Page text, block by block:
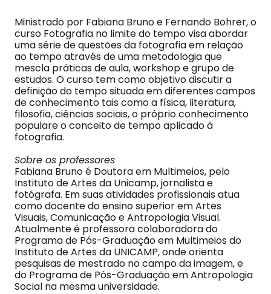
Ministrado por Fabiana Bruno e Fernando Bohrer, o
curso Fotografia no limite do tempo visa abordar
uma série de questões da fotografia em relação
ao tempo através de uma metodologia que
mescla práticas de aula, workshop e grupo de
estudos. O curso tem como objetivo discutir a
definição do tempo situada em diferentes campos
de conhecimento tais como a física, literatura,
filosofia, ciências sociais, o próprio conhecimento
populare o conceito de tempo aplicado à
fotografia.
Sobre os professores
Fabiana Bruno é Doutora em Multimeios, pelo
Instituto de Artes da Unicamp, jornalista e
fotógrafa. Em suas atividades profissionais atua
como docente do ensino superior em Artes
Visuais, Comunicação e Antropologia Visual.
Atualmente é professora colaboradora do
Programa de Pós-Graduação em Multimeios do
Instituto de Artes da UNICAMP, onde orienta
pesquisas de mestrado no campo da imagem, e
do Programa de Pós-Graduação em Antropologia
Social na mesma universidade.